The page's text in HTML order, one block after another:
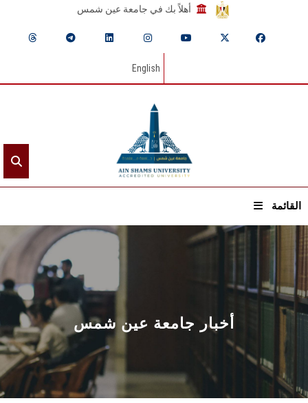
أهلاً بك في جامعة عين شمس
English
القائمة
الرئيسيـة
عن الجامعة
القطاعـات
الشئون الأكاديمية
البحث العلمي
أخبار جامعة عين شمس